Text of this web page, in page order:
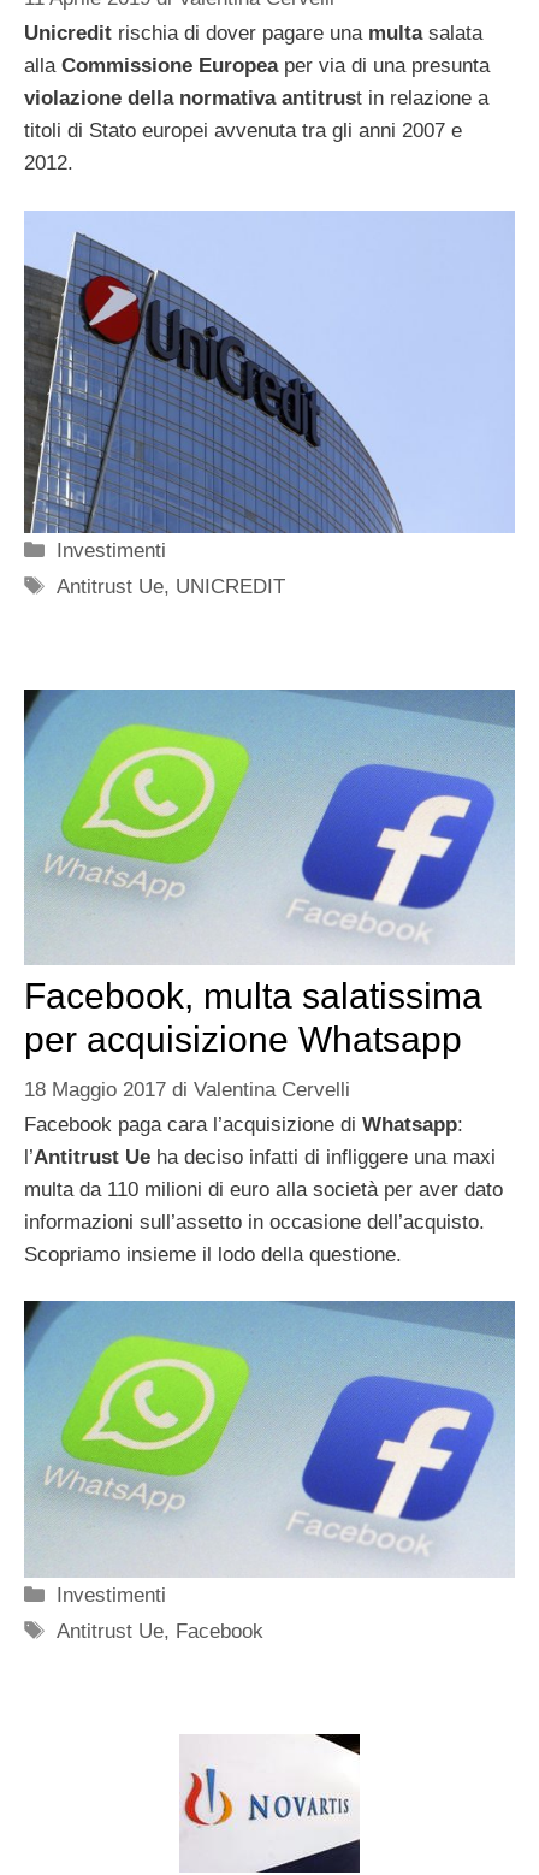
Unicredit rischia di dover pagare una multasalata
alla Commissione Europeaper via di una presunta
violazione della normativa antitrust in relazione a
titoli di Stato europei avvenuta tra gli anni 2007 e
2012.
Categorie
Investimenti
Tag
Antitrust Ue, UNICREDIT
Facebook, multa salatissima
per acquisizione Whatsapp
18 Maggio 2017 di Valentina Cervelli
Facebook paga cara l’acquisizione di Whatsapp:
l’Antitrust Ue ha deciso infatti di infliggere una maxi
multa da 110 milioni di euro alla società per aver dato
informazioni sull’assetto in occasione dell’acquisto.
Scopriamo insieme il lodo della questione.
Categorie
Investimenti
Tag
Antitrust Ue, Facebook